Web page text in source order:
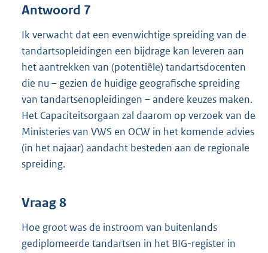
Antwoord 7
Ik verwacht dat een evenwichtige spreiding van de
tandartsopleidingen een bijdrage kan leveren aan
het aantrekken van (potentiële) tandartsdocenten
die nu – gezien de huidige geografische spreiding
van tandartsenopleidingen – andere keuzes maken.
Het Capaciteitsorgaan zal daarom op verzoek van de
Ministeries van VWS en OCW in het komende advies
(in het najaar) aandacht besteden aan de regionale
spreiding.
Vraag 8
Hoe groot was de instroom van buitenlands
gediplomeerde tandartsen in het BIG-register in